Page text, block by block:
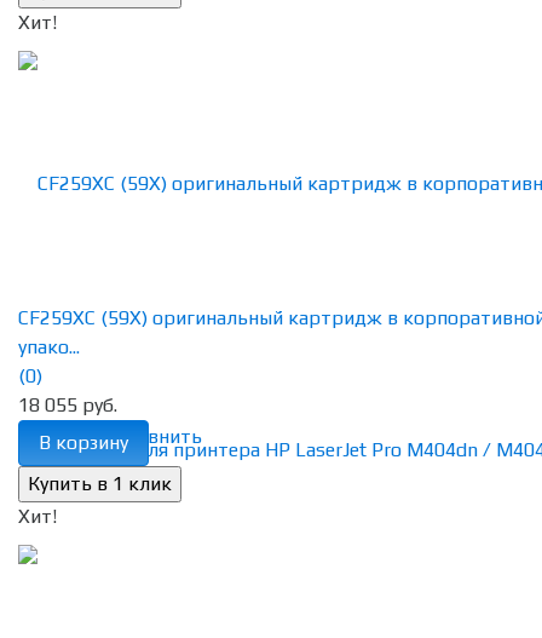
Хит!
избранное сравнить
CF259XC (59X) оригинальный картридж в
упако...
(0)
18 055 руб.
В корзину
Хит!